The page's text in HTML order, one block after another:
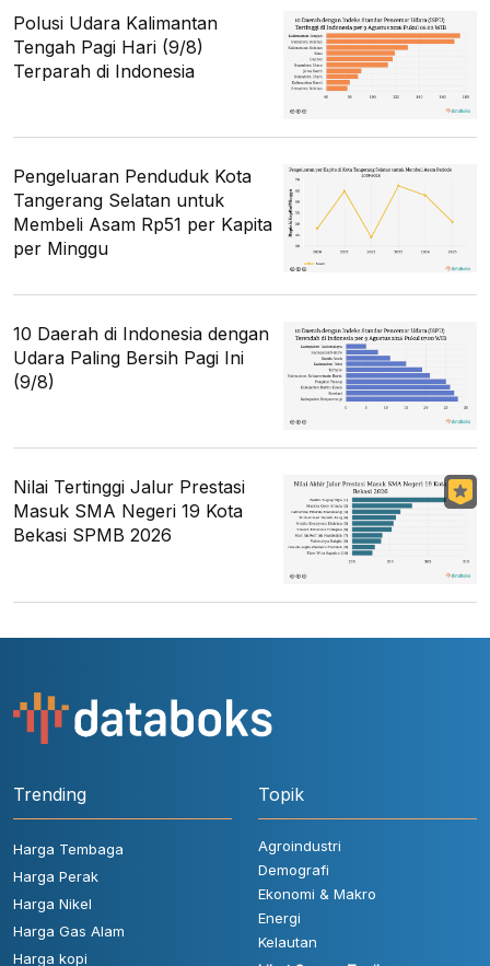
Polusi Udara Kalimantan
Tengah Pagi Hari (9/8)
Terparah di Indonesia
Pengeluaran Penduduk Kota
Tangerang Selatan untuk
Membeli Asam Rp51 per Kapita
per Minggu
10 Daerah di Indonesia dengan
Udara Paling Bersih Pagi Ini
(9/8)
Nilai Tertinggi Jalur Prestasi
Masuk SMA Negeri 19 Kota
Bekasi SPMB 2026
Trending
Harga Tembaga
Harga Perak
Harga Nikel
Harga Gas Alam
Harga kopi
Topik
Agroindustri
Demografi
Ekonomi & Makro
Energi
Kelautan